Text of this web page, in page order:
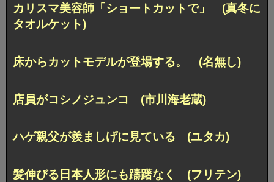
カリスマ美容師「ショートカットで」 (真冬に
タオルケット)
床からカットモデルが登場する。 (名無し)
店員がコシノジュンコ (市川海老蔵)
ハゲ親父が羨ましげに見ている (ユタカ)
髪伸びる日本人形にも躊躇なく (フリテン)